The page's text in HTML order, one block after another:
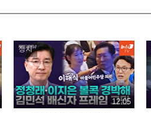
3:03
정치
12:05